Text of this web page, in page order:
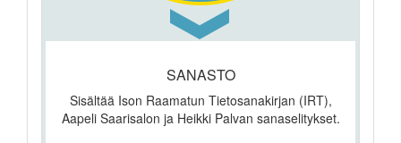
SANASTO
Sisältää Ison Raamatun Tietosanakirjan (IRT),
Aapeli Saarisalon ja Heikki Palvan sanaselitykset.